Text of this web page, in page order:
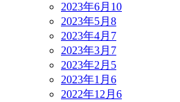
2023年6月 10
2023年5月 8
2023年4月 7
2023年3月 7
2023年2月 5
2023年1月 6
2022年12月 6